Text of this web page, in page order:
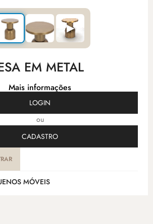
▶
EM METAL
Mais informações
LOGIN
ou
CADASTRO
MÓVEIS